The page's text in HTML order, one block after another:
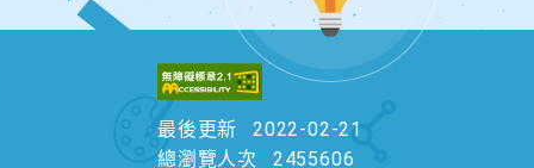
最後更新
2022-02-21
總瀏覽人次
2455606